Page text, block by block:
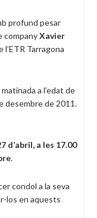
profund pesar
companyXavier
Tarragona
a l’edat de
desembre de 2011.
d’abril, a les 17.00
.
condol a la seva
los en aquests